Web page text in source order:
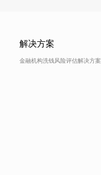
解决方案
金融机构洗钱风险评估解决方案